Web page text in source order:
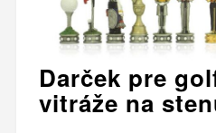
Darček pre
vitráže na